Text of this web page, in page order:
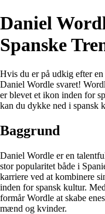
Daniel
Spanske
Hvis du er på udkig efter
Daniel Wordle svaret!
er blevet et ikon inden for
kan du dykke ned i spansk
Baggrund
Daniel Wordle er en
stor popularitet både i
karriere ved at kombinere
inden for spansk kultur.
formår Wordle at skabe
mænd og kvinder.